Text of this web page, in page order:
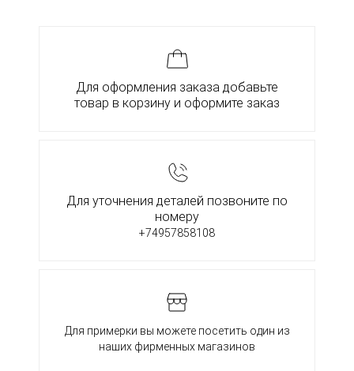
Для оформления заказа добавьте
товар в корзину и оформите заказ
Для уточнения деталей позвоните по
номеру
+74957858108
Для примерки вы можете посетить один из
наших фирменных магазинов